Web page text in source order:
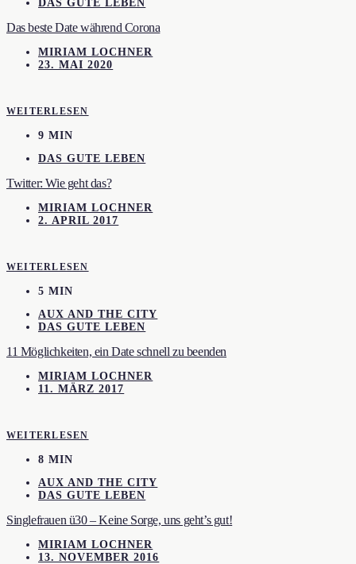
DAS GUTE LEBEN
Das beste Date während Corona
MIRIAM LOCHNER
23. MAI 2020
WEITERLESEN
9 MIN
DAS GUTE LEBEN
Twitter: Wie geht das?
MIRIAM LOCHNER
2. APRIL 2017
WEITERLESEN
5 MIN
AUX AND THE CITY
DAS GUTE LEBEN
11 Möglichkeiten, ein Date schnell zu beenden
MIRIAM LOCHNER
11. MÄRZ 2017
WEITERLESEN
8 MIN
AUX AND THE CITY
DAS GUTE LEBEN
Singlefrauen ü30 – Keine Sorge, uns geht’s gut!
MIRIAM LOCHNER
13. NOVEMBER 2016